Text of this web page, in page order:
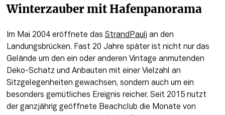
Winterzauber mit Hafenpanorama
Im Mai 2004 eröffnete das StrandPauli
an den
Landungsbrücken. Fast 20 Jahre später ist nicht nur das
Gelände um den ein oder anderen Vintage anmutenden
Deko-Schatz und Anbauten mit einer Vielzahl an
Sitzgelegenheiten gewachsen, sondern auch um ein
besonders gemütliches Ereignis reicher. Seit 2015 nutzt
der ganzjährig geöffnete Beachclub die Monate von